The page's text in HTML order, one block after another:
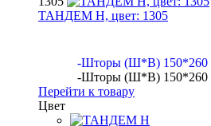
ТАНДЕМ Н, цвет: 1305
-Шторы (Ш*В) 150*260
-Шторы (Ш*В) 150*260
Перейти к товару
Цвет